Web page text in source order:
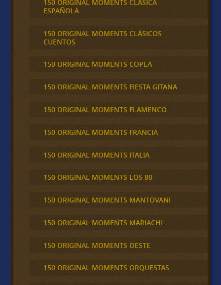
150 ORIGINAL MOMENTS CLASICA
ESPAÑOLA
150 ORIGINAL MOMENTS CLÁSICOS
CUENTOS
150 ORIGINAL MOMENTS COPLA
150 ORIGINAL MOMENTS FIESTA GITANA
150 ORIGINAL MOMENTS FLAMENCO
150 ORIGINAL MOMENTS FRANCIA
150 ORIGINAL MOMENTS ITALIA
150 ORIGINAL MOMENTS LOS 80
150 ORIGINAL MOMENTS MANTOVANI
150 ORIGINAL MOMENTS MARIACHI
150 ORIGINAL MOMENTS OESTE
150 ORIGINAL MOMENTS ORQUESTAS